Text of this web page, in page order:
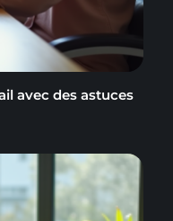
avec des astuces